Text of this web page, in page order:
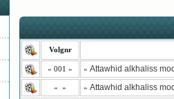
Volgnr
« 001 » » Attawhid alkhaliss
« » » Attawhid alkhaliss